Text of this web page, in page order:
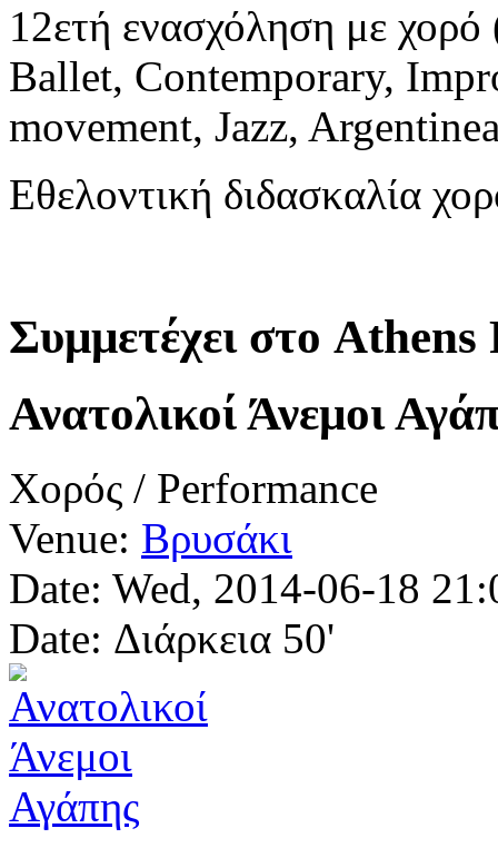
12ετή ενασχόληση με
Ballet, Contemporary,
movement, Jazz,
Εθελοντική διδασκαλία
Συμμετέχει στο
Ανατολικοί Άνεμοι
Χορός / Performance
Venue: Βρυσάκι
Date: Wed, 2014-06-18
Date: Διάρκεια 50'